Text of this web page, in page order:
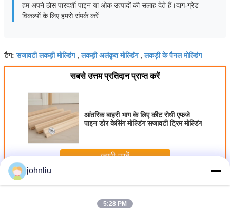
हम अपने ठोस पारदर्शी पाइन या ओक उत्पादों की सलाह देते हैं।दाग-ग्रेड
विकल्पों के लिए हमसे संपर्क करें.
टैग:सजावटी लकड़ी मोल्डिंग,लकड़ी अलंकृत मोल्डिंग,लकड़ी के पैनल मोल्डिंग
सबसे उत्तम प्रतिदान प्राप्त करें
आंतरिक बाहरी भाग के लिए कीट रोधी एफजे
पाइन डोर केसिंग मोल्डिंग सजावटी ट्रिम मोल्डिंग
जारी रखें
अधिकसजावटी लकड़ी के मोल्डिंग
johnliu
5:28 PM